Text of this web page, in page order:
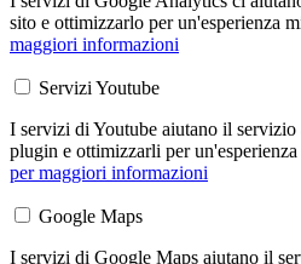
sito e ottimizzarlo per un'esperienza
maggiori informazioni
Servizi Youtube
I servizi di Youtube aiutano il
plugin e ottimizzarli per
per maggiori informazioni
Google Maps
I servizi di Google Maps aiutano il